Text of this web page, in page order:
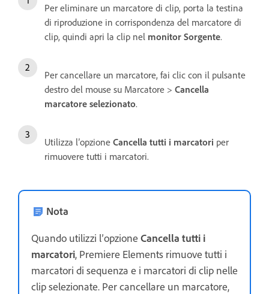
Per eliminare un marcatore di clip, porta la testina
di riproduzione in corrispondenza del marcatore di
clip, quindi apri la clip nel monitor Sorgente.
Per cancellare un marcatore, fai clic con il pulsante
destro del mouse su Marcatore > Cancella
marcatore selezionato.
Utilizza l’opzione Cancella tutti i marcatori per
rimuovere tutti i marcatori.
Nota
Quando utilizzi l’opzione Cancella tutti i
marcatori, Premiere Elements rimuove tutti i
marcatori di sequenza e i marcatori di clip nelle
clip selezionate. Per cancellare un marcatore,